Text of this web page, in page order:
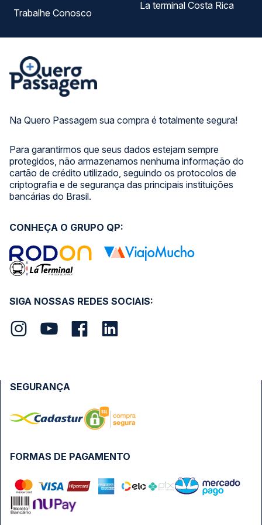
Na Quero Passagem sua compra é totalmente segura!
Para garantirmos que seus dados estejam sempre
protegidos, não armazenamos nenhuma informação do
cartão de crédito utilizado, seguindo os protocolos de
criptografia e de segurança das principais instituições
bancárias do Brasil.
Trabalhe Conosco
La terminal Costa Rica
SIGA NOSSAS REDES SOCIAIS:
CONHEÇA O GRUPO QP:
FORMAS DE PAGAMENTO
SEGURANÇA